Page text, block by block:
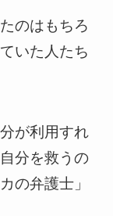
のはもちろ
いた人たち
が利用すれ
分を救うの
の弁護士」